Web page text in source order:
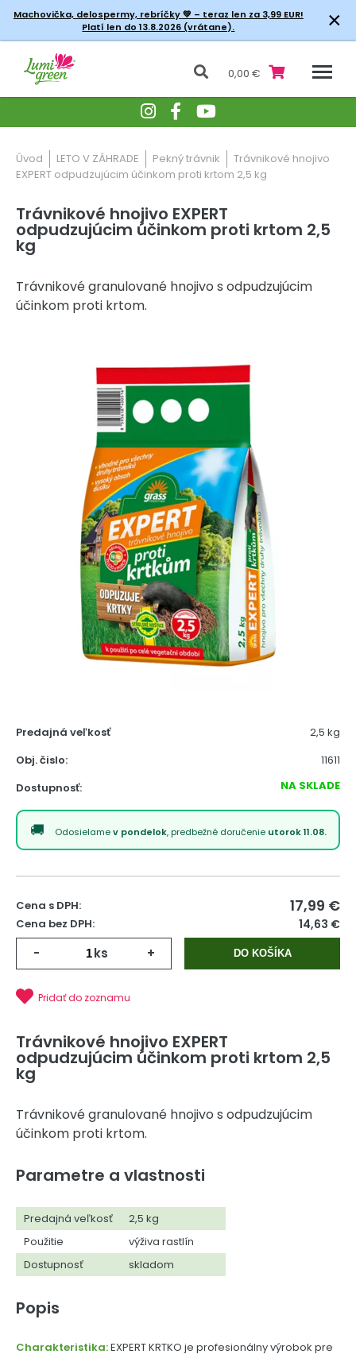
Machovička, delospermy, rebríčky💚 – teraz len za 3,99 EUR!
Platí len do 13.8.2026 (vrátane).
×
0,00 €
Úvod LETO V ZÁHRADE Pekný trávnik
Trávnikové hnojivo
EXPERT odpudzujúcim účinkom proti krtom 2,5 kg
Trávnikové hnojivo EXPERT
odpudzujúcim účinkom proti krtom 2,5
kg
Trávnikové granulované hnojivo s odpudzujúcim
účinkom proti krtom.
Predajná veľkosť
2,5 kg
Obj. čislo:
11611
Dostupnosť:
NA SKLADE
Odosielamev pondelok, predbežné doručenie utorok 11.08.
Cena s DPH: 17,99 €
Cena bez DPH: 14,63 €
- ks + DO KOŠÍKA
Pridať do zoznamu
Trávnikové hnojivo EXPERT
odpudzujúcim účinkom proti krtom 2,5
kg
Trávnikové granulované hnojivo s odpudzujúcim
účinkom proti krtom.
Parametre a vlastnosti
Predajná veľkosť
2,5 kg
Použitie
výživa rastlín
Dostupnosť
skladom
Popis
Charakteristika:EXPERT KRTKO je profesionálny výrobok pre